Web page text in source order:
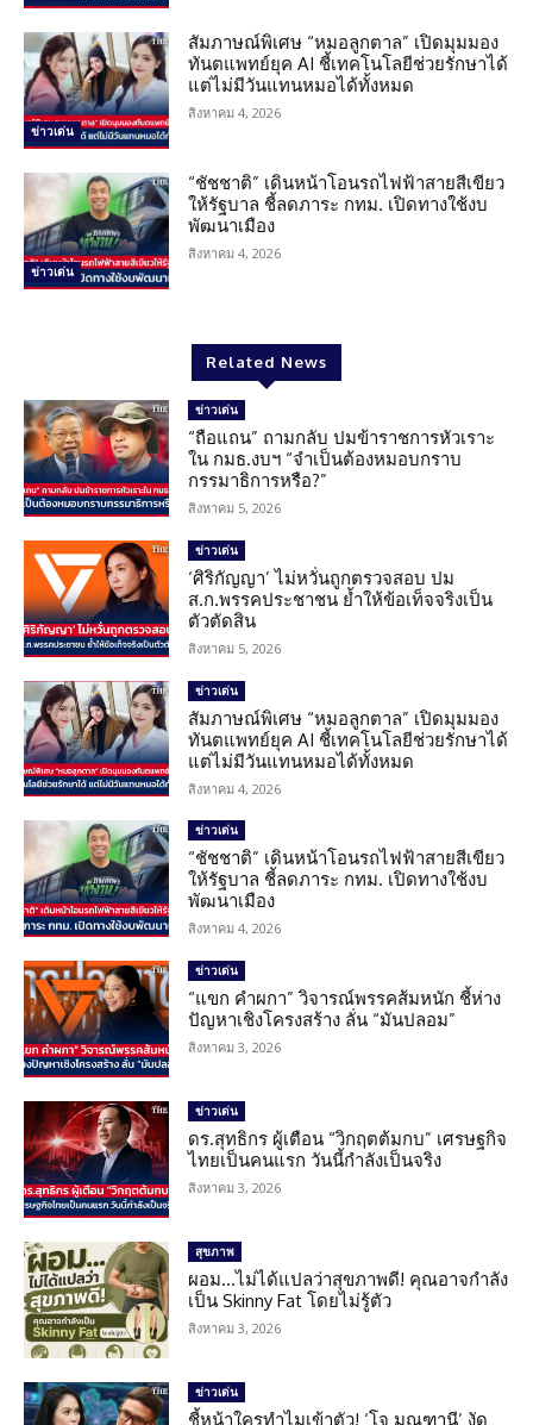
ข่าวเด่น
สัมภาษณ์พิเศษ “หมอลูกตาล” เปิดมุมมอง
ทันตแพทย์ยุค AI ชี้เทคโนโลยีช่วยรักษาได้
แต่ไม่มีวันแทนหมอได้ทั้งหมด
สิงหาคม 4, 2026
ข่าวเด่น
“ชัชชาติ” เดินหน้าโอนรถไฟฟ้าสายสีเขียว
ให้รัฐบาล ชี้ลดภาระ กทม. เปิดทางใช้งบ
พัฒนาเมือง
สิงหาคม 4, 2026
Related News
ข่าวเด่น
“ถือแถน” ถามกลับ ปมข้าราชการหัวเราะ
ใน กมธ.งบฯ “จำเป็นต้องหมอบกราบ
กรรมาธิการหรือ?”
สิงหาคม 5, 2026
ข่าวเด่น
‘ศิริกัญญา’ ไม่หวั่นถูกตรวจสอบ ปม
ส.ก.พรรคประชาชน ย้ำให้ข้อเท็จจริงเป็น
ตัวตัดสิน
สิงหาคม 5, 2026
ข่าวเด่น
สัมภาษณ์พิเศษ “หมอลูกตาล” เปิดมุมมอง
ทันตแพทย์ยุค AI ชี้เทคโนโลยีช่วยรักษาได้
แต่ไม่มีวันแทนหมอได้ทั้งหมด
สิงหาคม 4, 2026
ข่าวเด่น
“ชัชชาติ” เดินหน้าโอนรถไฟฟ้าสายสีเขียว
ให้รัฐบาล ชี้ลดภาระ กทม. เปิดทางใช้งบ
พัฒนาเมือง
สิงหาคม 4, 2026
ข่าวเด่น
“แขก คำผกา” วิจารณ์พรรคส้มหนัก ชี้ห่าง
ปัญหาเชิงโครงสร้าง ลั่น “มันปลอม”
สิงหาคม 3, 2026
ข่าวเด่น
ดร.สุทธิกร ผู้เตือน “วิกฤตต้มกบ” เศรษฐกิจ
ไทยเป็นคนแรก วันนี้กำลังเป็นจริง
สิงหาคม 3, 2026
สุขภาพ
ผอม…ไม่ได้แปลว่าสุขภาพดี! คุณอาจกำลัง
เป็น Skinny Fat โดยไม่รู้ตัว
สิงหาคม 3, 2026
ข่าวเด่น
ชี้หน้าใครทำไมเข้าตัว! ‘โจ มณฑานี’ งัด